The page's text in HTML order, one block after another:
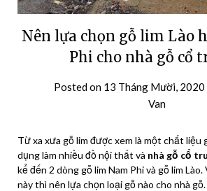
Nên lựa chọn gỗ lim Lào
Phi cho nhà gỗ cổ
Posted on 13 Tháng Mười, 2020
Van
Từ xa xưa gỗ lim được xem là một chất liệu
dụng làm nhiều đồ nội thất và nhà gỗ cổ
kể đến 2 dòng gỗ lim Nam Phi và gỗ lim
này thì nên lựa chọn loại gỗ nào cho nhà